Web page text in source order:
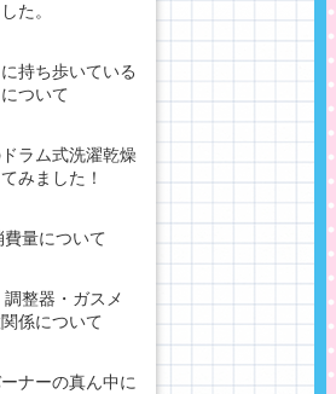
た。
持ち歩いている
ついて
ラム式洗濯乾燥
みました！
量について
整器・ガスメ
係について
ナーの真ん中に